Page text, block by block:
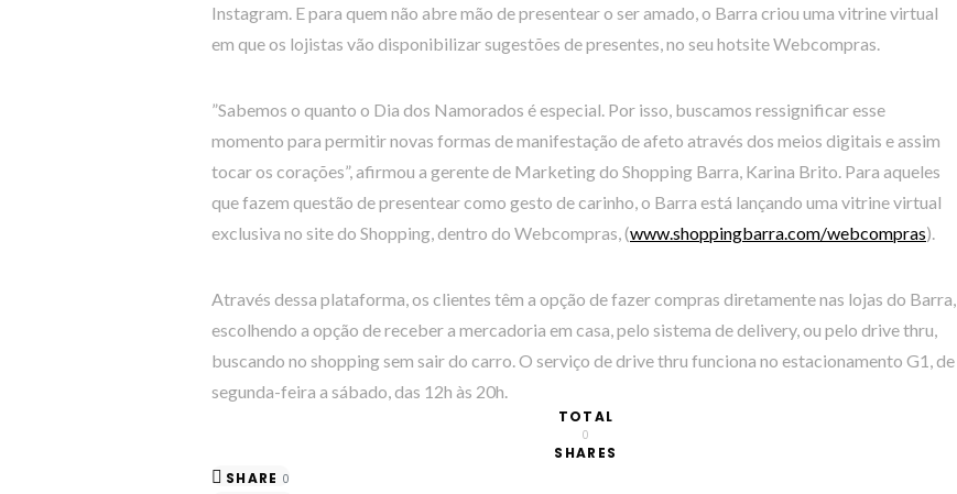
Instagram. E para quem não abre mão de presentear o ser amado, o Barra criou uma vitrine virtual
em que os lojistas vão disponibilizar sugestões de presentes, no seu hotsite Webcompras.
”Sabemos o quanto o Dia dos Namorados é especial. Por isso, buscamos ressignificar esse
momento para permitir novas formas de manifestação de afeto através dos meios digitais e assim
tocar os corações”, afirmou a gerente de Marketing do Shopping Barra, Karina Brito. Para aqueles
que fazem questão de presentear como gesto de carinho, o Barra está lançando uma vitrine virtual
exclusiva no site do Shopping, dentro do Webcompras, (www.shoppingbarra.com/webcompras).
Através dessa plataforma, os clientes têm a opção de fazer compras diretamente nas lojas do Barra,
escolhendo a opção de receber a mercadoria em casa, pelo sistema de delivery, ou pelo drive thru,
buscando no shopping sem sair do carro. O serviço de drive thru funciona no estacionamento G1, de
segunda-feira a sábado, das 12h às 20h.
TOTAL
0
SHARES
SHARE 0